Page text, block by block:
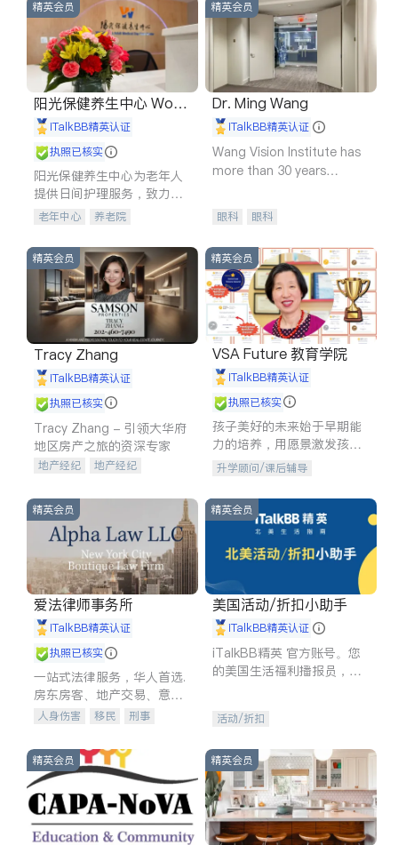
精英会员
阳光保健养生中心 World
shine
iTalkBB精英认证
执照已核实
阳光保健养生中心为老年人
提供日间护理服务，致力于
通过持续的护理创新来有效
老年中心 养老院
精英会员
Dr. Ming Wang
iTalkBB精英认证
Wang Vision Institute has
more than 30 years
眼科 眼科
精英会员
Tracy Zhang
iTalkBB精英认证
执照已核实
Tracy Zhang - 引领大华府
地区房产之旅的资深专家
地产经纪
地产经纪
商铺租售
精英会员
VSA Future 教育学院
iTalkBB精英认证
执照已核实
孩子美好的未来始于早期能
力的培养，用愿景激发孩子
的学习潜力和动力。理念：
拥有成长型心态是成功的基
石。
升学顾问/课后辅导
精英会员
爱法律师事务所
iTalkBB精英认证
执照已核实
一站式法律服务，华人首选.
房东房客、地产交易、意外
伤害、车祸重伤、商业诉
建筑合同、刑事案件全包办
人身伤害 移民
刑事
信托/遗嘱
商业
索赔
律师-其它 保释
精英会员
美国活动/折扣小助手
iTalkBB精英认证
iTalkBB精英 官方账号。您
的美国生活福利播报员，精
专属福利。
活动/折扣
精英会员 精英会员